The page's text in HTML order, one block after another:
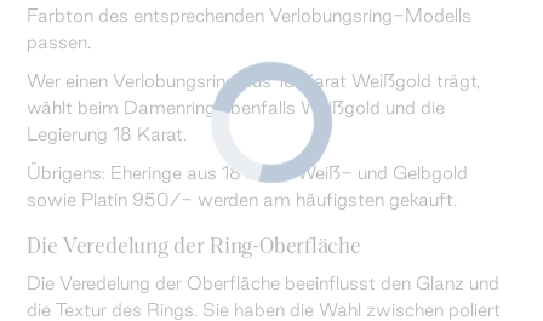
Farbton des entsprechenden Verlobungsring-Modells
passen.
Wer einen Verlobungsring aus 18 Karat Weißgold trägt,
wählt beim Damenring ebenfalls Weißgold und die
Legierung 18 Karat.
Übrigens: Eheringe aus 18 Karat Weiß- und Gelbgold
sowie Platin 950/- werden am häufigsten gekauft.
Die Veredelung der Ring-Oberfläche
Die Veredelung der Oberfläche beeinflusst den Glanz und
die Textur des Rings. Sie haben die Wahl zwischen poliert